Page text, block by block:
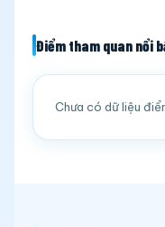
Điểm tham quan nổi
Chưa có dữ liệu